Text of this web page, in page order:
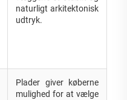
naturligt arkitektonisk
udtryk.
Plader giver køberne
mulighed for at vælge